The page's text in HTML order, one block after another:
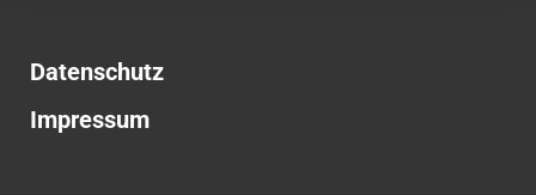
Datenschutz
Impressum